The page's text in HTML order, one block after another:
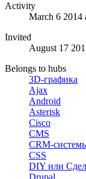
Activity
March 6 2014
Invited
August 17
Belongs to hubs
3D-графика
Ajax
Android
Asterisk
Cisco
CMS
CRM-
CSS
DIY или
Drupal